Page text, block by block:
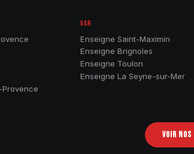
VAR
Enseigne Saint-Maximin
Enseigne Brignoles
Enseigne Toulon
Enseigne La Seyne-sur-Mer
VOIR